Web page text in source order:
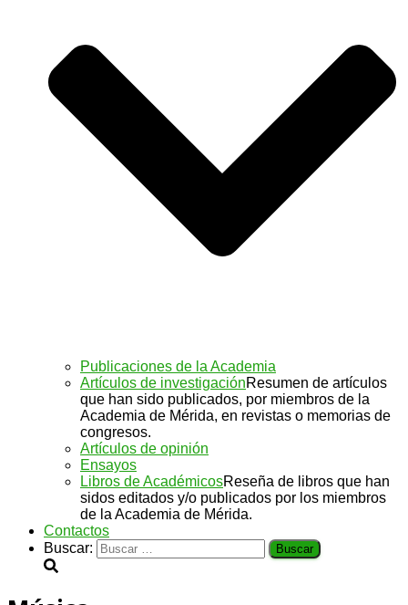
Publicaciones de la Academia
Artículos de investigaciónResumen de artículos
que han sido publicados, por miembros de la
Academia de Mérida, en revistas o memorias de
congresos.
Artículos de opinión
Ensayos
Libros de AcadémicosReseña de libros que han
sidos editados y/o publicados por los miembros
de la Academia de Mérida.
Contactos
Buscar: